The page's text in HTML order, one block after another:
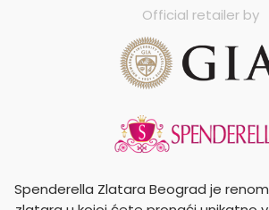
Official retailer by
Spenderella Zlatara Beograd je